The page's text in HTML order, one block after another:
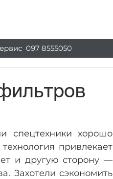
097 8555050
спецтехники хорошо
привлекает
и другую сторону —
Захотели сэкономить